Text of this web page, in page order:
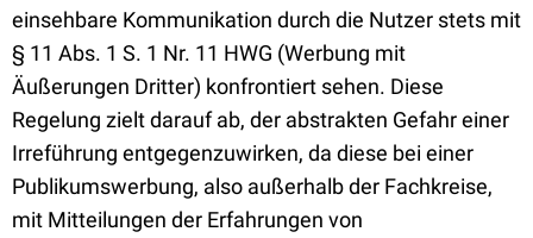
einsehbare Kommunikation durch die Nutzer stets mit
§ 11 Abs. 1 S. 1 Nr. 11 HWG (Werbung mit
Äußerungen Dritter) konfrontiert sehen. Diese
Regelung zielt darauf ab, der abstrakten Gefahr einer
Irreführung entgegenzuwirken, da diese bei einer
Publikumswerbung, also außerhalb der Fachkreise,
mit Mitteilungen der Erfahrungen von